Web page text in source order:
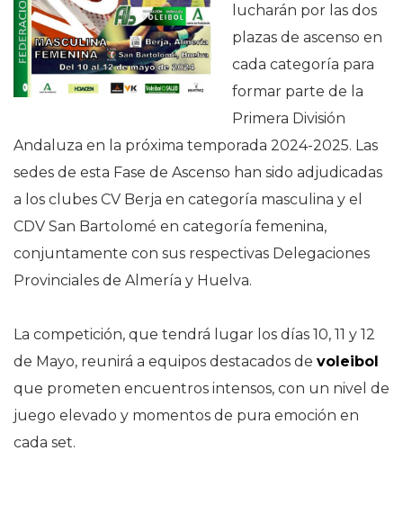
lucharán por las dos
plazas de ascenso en
cada categoría para
formar parte de la
Primera División
Andaluza en la próxima temporada 2024-2025. Las
sedes de esta Fase de Ascenso han sido adjudicadas
a los clubes CV Berja en categoría masculina y el
CDV San Bartolomé en categoría femenina,
conjuntamente con sus respectivas Delegaciones
Provinciales de Almería y Huelva.
La competición, que tendrá lugar los días 10, 11 y 12
de Mayo, reunirá a equipos destacados de voleibol
que prometen encuentros intensos, con un nivel de
juego elevado y momentos de pura emoción en
cada set.